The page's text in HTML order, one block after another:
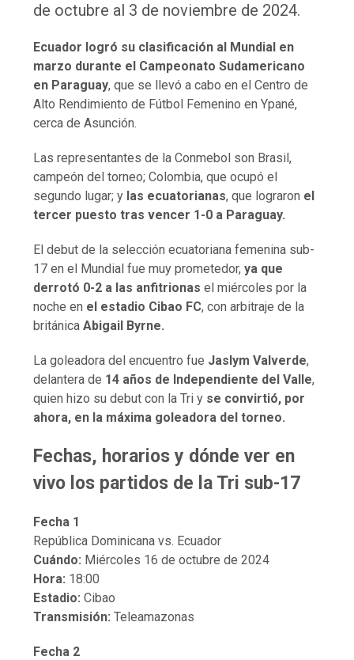
de octubre al 3 de noviembre de 2024.
Ecuador logró su clasificación al Mundial en
marzo durante el Campeonato Sudamericano
en Paraguay, que se llevó a cabo en el Centro de
Alto Rendimiento de Fútbol Femenino en Ypané,
cerca de Asunción.
Las representantes de la Conmebol son Brasil,
campeón del torneo; Colombia, que ocupó el
segundo lugar; y las ecuatorianas, que lograron el
tercer puesto tras vencer 1-0 a Paraguay.
El debut de la selección ecuatoriana femenina sub-
17 en el Mundial fue muy prometedor,ya que
derrotó 0-2 a las anfitrionas el miércoles por la
noche en el estadio Cibao FC, con arbitraje de la
británica Abigail Byrne.
La goleadora del encuentro fue Jaslym Valverde,
delantera de 14 años de Independiente del Valle,
quien hizo su debut con la Tri y se convirtió, por
ahora, en la máxima goleadora del torneo.
Fechas, horarios y dónde ver en
vivo los partidos de la Tri sub-17
Fecha 1
República Dominicana vs. Ecuador
Cuándo: Miércoles 16 de octubre de 2024
Hora: 18:00
Estadio: Cibao
Transmisión: Teleamazonas
Fecha 2